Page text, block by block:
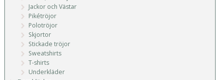
Jackor och Västar
Pikétröjor
Polotröjor
Skjortor
Stickade tröjor
Sweatshirts
T-shirts
Underkläder